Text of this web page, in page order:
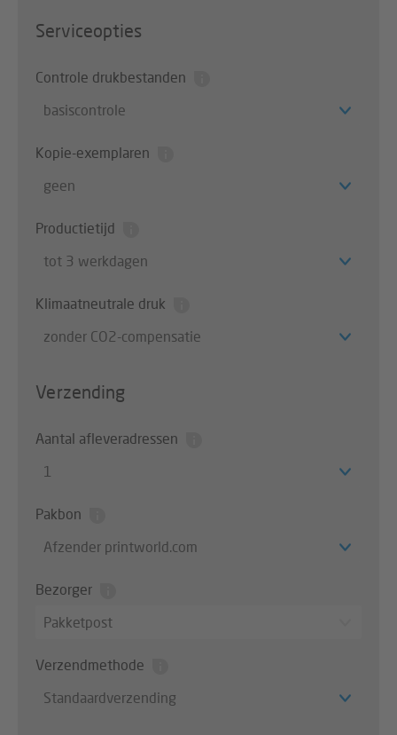
Serviceopties
Controle drukbestanden
basiscontrole
Kopie-exemplaren
geen
Productietijd
tot 3 werkdagen
Klimaatneutrale druk
zonder CO2-compensatie
Verzending
Aantal afleveradressen
1
Pakbon
Afzender printworld.com
Bezorger
Pakketpost
Verzendmethode
Standaardverzending